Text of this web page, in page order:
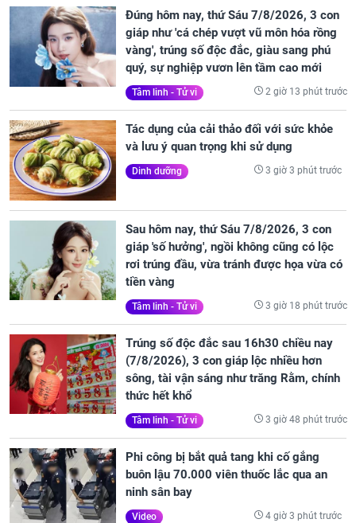
Đúng hôm nay, thứ Sáu 7/8/2026, 3 con
giáp như 'cá chép vượt vũ môn hóa rồng
vàng', trúng số độc đắc, giàu sang phú
quý, sự nghiệp vươn lên tầm cao mới
Tâm linh - Tử vi 2 giờ 13 phút trước
Tác dụng của cải thảo đối với sức khỏe
và lưu ý quan trọng khi sử dụng
Dinh dưỡng 3 giờ 3 phút trước
Sau hôm nay, thứ Sáu 7/8/2026, 3 con
giáp 'số hưởng', ngồi không cũng có lộc
rơi trúng đầu, vừa tránh được họa vừa có
tiền vàng
Tâm linh - Tử vi 3 giờ 18 phút trước
Trúng số độc đắc sau 16h30 chiều nay
(7/8/2026), 3 con giáp lộc nhiều hơn
sông, tài vận sáng như trăng Rằm, chính
thức hết khổ
Tâm linh - Tử vi 3 giờ 48 phút trước
Phi công bị bắt quả tang khi cố gắng
buôn lậu 70.000 viên thuốc lắc qua an
ninh sân bay
Video 4 giờ 3 phút trước